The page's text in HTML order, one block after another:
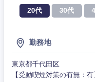
20代 30代
勤務地
東京都千代田区
【受動喫煙対策の有無：有
（IT）、
Webサー
ビス・制
技術職（モノづくり
金融専門職
メディカル
小売・通販・外
IT・通信
WEBサービス